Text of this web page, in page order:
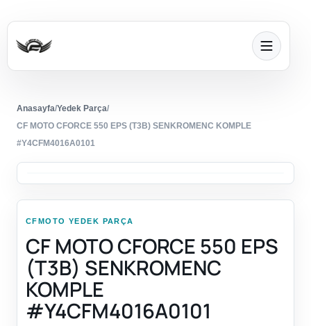
Anasayfa/Yedek Parça/
CF MOTO CFORCE 550 EPS (T3B) SENKROMENC KOMPLE
#Y4CFM4016A0101
CFMOTO YEDEK PARÇA
CF MOTO CFORCE 550 EPS
(T3B) SENKROMENC
KOMPLE
#Y4CFM4016A0101